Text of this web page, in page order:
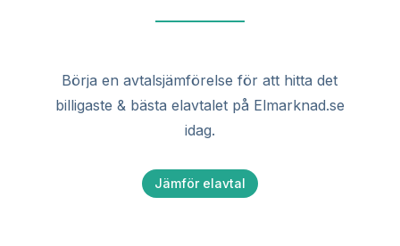
Börja en avtalsjämförelse för att hitta det
billigaste & bästa elavtalet på Elmarknad.se
idag.
Jämför elavtal